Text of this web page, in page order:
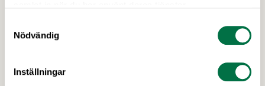
Nödvändig
Inställningar
fyller 10 år. Därför vill vi – Prevent och parterna
inom industrin – bjuda in dig som arbetar inom
halvdagsseminarium om arbetsmiljö.